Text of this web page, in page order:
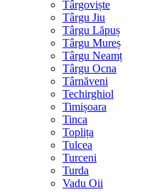
Târgoviște
Târgu Jiu
Târgu Lăpuș
Târgu Mureș
Târgu Neamț
Târgu Ocna
Târnăveni
Techirghiol
Timișoara
Tinca
Toplița
Tulcea
Turceni
Turda
Vadu Oii